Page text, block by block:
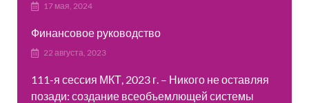
17 мая, 2024
Финансовое руководство
22 августа, 2023
111-я сессия МКТ, 2023 г. – Никого не оставляя
позади: создание всеобъемлющей системы